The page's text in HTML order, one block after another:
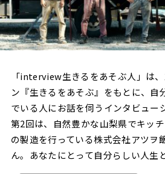
「interview生きるをあそぶ人」は
ン『生きるをあそぶ』をもとに、自
でいる人にお話を伺うインタビュー
第2回は、自然豊かな山梨県でキッチ
の製造を行っている株式会社アツヲ
ん。あなたにとって自分らしい人生